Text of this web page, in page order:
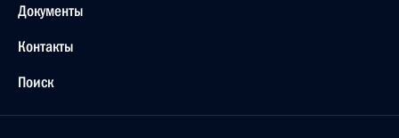
Документы
Контакты
Поиск